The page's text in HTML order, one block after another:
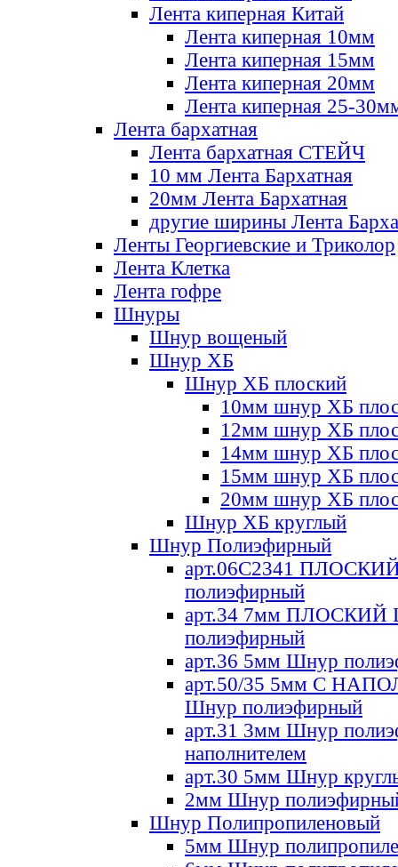
Лента киперная Китай
Лента киперная 10мм
Лента киперная 15мм
Лента киперная 20мм
Лента киперная 25-
Лента бархатная
Лента бархатная СТЕЙЧ
10 мм Лента Бархатная
20мм Лента Бархатная
другие ширины Лента
Ленты Георгиевские и Триколор
Лента Клетка
Лента гофре
Шнуры
Шнур вощеный
Шнур ХБ
Шнур ХБ плоский
10мм шнур ХБ
12мм шнур ХБ
14мм шнур ХБ
15мм шнур ХБ
20мм шнур ХБ
Шнур ХБ круглый
Шнур Полиэфирный
арт.06С2341
полиэфирный
арт.34 7мм ПЛОСКИЙ
полиэфирный
арт.36 5мм Шнур
арт.50/35 5мм С
Шнур полиэфирный
арт.31 3мм Шнур
наполнителем
арт.30 5мм Шнур
2мм Шнур
Шнур Полипропиленовый
5мм Шнур